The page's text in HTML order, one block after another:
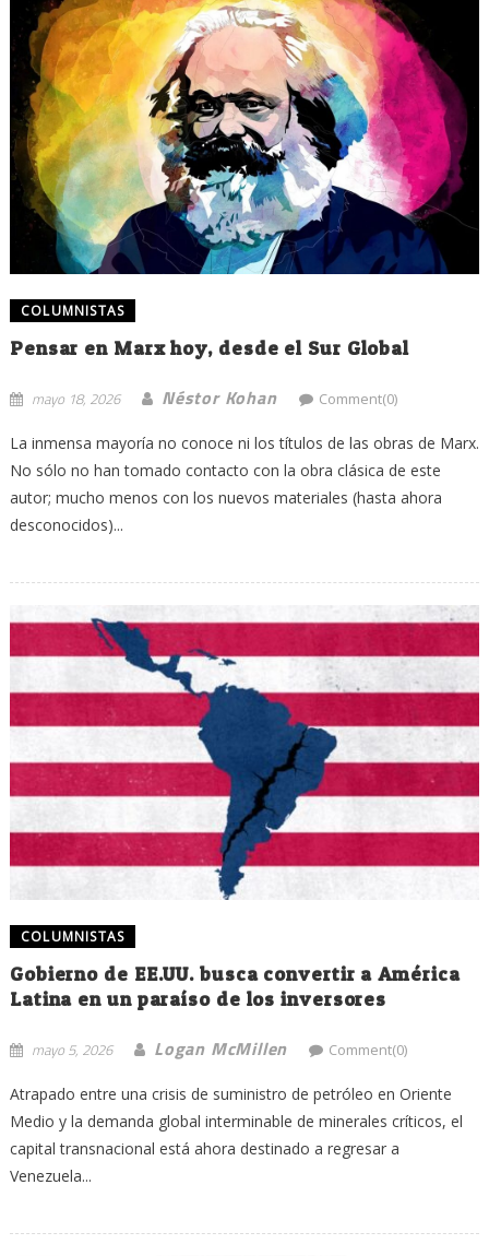
COLUMNISTAS
Pensar en Marx hoy, desde el Sur Global
mayo 18, 2026 Néstor Kohan Comment(0)
La inmensa mayoría no conoce ni los títulos de las obras de Marx.
No sólo no han tomado contacto con la obra clásica de este
autor; mucho menos con los nuevos materiales (hasta ahora
desconocidos)...
COLUMNISTAS
Gobierno de EE.UU. busca convertir a América
Latina en un paraíso de los inversores
mayo 5, 2026 Logan McMillen Comment(0)
Atrapado entre una crisis de suministro de petróleo en Oriente
Medio y la demanda global interminable de minerales críticos, el
capital transnacional está ahora destinado a regresar a
Venezuela...